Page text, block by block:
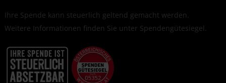
Ihre Spende kann steuerlich geltend gemacht werden.
Weitere Informationen finden Sie unter Spendengütesiegel